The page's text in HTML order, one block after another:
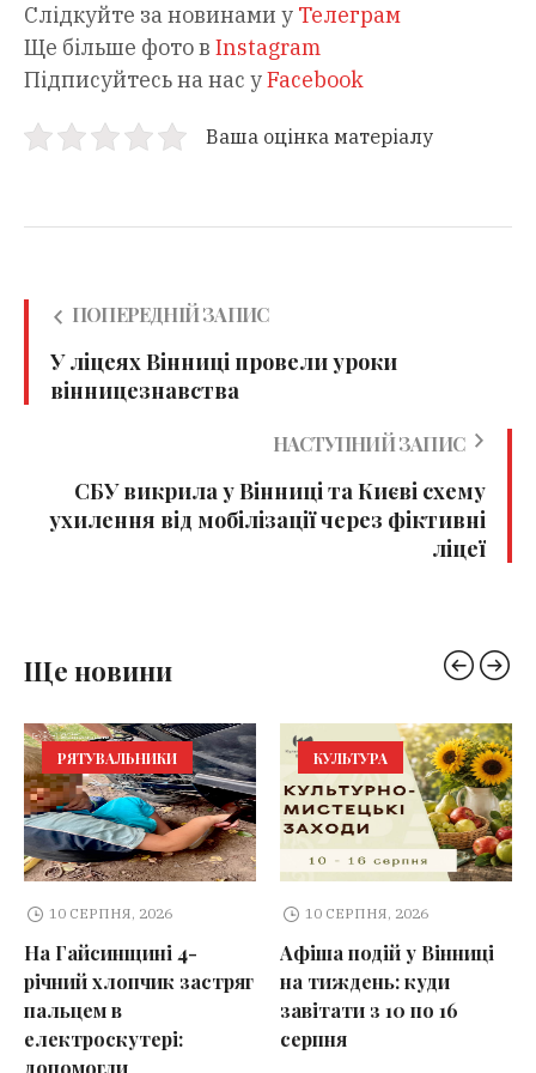
Слідкуйте за новинами у Телеграм
Ще більше фото в Instagram
Підписуйтесь на нас уFacebook
Ваша оцінка матеріалу
ПОПЕРЕДНІЙ ЗАПИС
У ліцеях Вінниці провели уроки
вінницезнавства
НАСТУПНИЙ ЗАПИС
СБУ викрила у Вінниці та Києві схему
ухилення від мобілізації через фіктивні
ліцеї
Ще новини
РЯТУВАЛЬНИКИ
10 СЕРПНЯ, 2026
На Гайсинщині 4-
річний хлопчик застряг
пальцем в
електроскутері:
допомогли
КУЛЬТУРА
10 СЕРПНЯ, 2026
Афіша подій у Вінниці
на тиждень: куди
завітати з 10 по 16
серпня